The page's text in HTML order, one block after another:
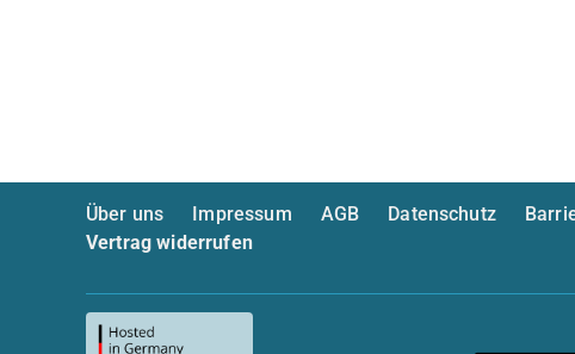
Über uns Impressum AGB Datenschutz
Vertrag widerrufen